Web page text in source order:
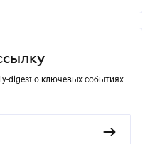
digest о ключевых событиях